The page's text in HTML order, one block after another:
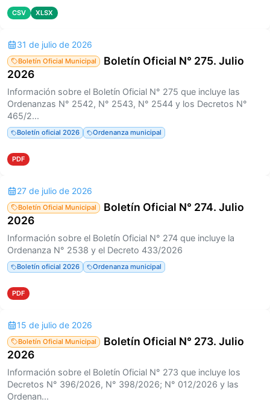
CSV XLSX
31 de julio de 2026
Boletín Oficial Municipal
Boletín Oficial N° 275. Julio
2026
Información sobre el Boletín Oficial N° 275 que incluye las
Ordenanzas N° 2542, N° 2543, N° 2544 y los Decretos N°
465/2...
Boletín oficial 2026 Ordenanza municipal
PDF
27 de julio de 2026
Boletín Oficial Municipal
Boletín Oficial N° 274. Julio
2026
Información sobre el Boletín Oficial N° 274 que incluye la
Ordenanza N° 2538 y el Decreto 433/2026
Boletín oficial 2026 Ordenanza municipal
PDF
15 de julio de 2026
Boletín Oficial Municipal
Boletín Oficial N° 273. Julio
2026
Información sobre el Boletín Oficial N° 273 que incluye los
Decretos N° 396/2026, N° 398/2026; N° 012/2026 y las
Ordenan...